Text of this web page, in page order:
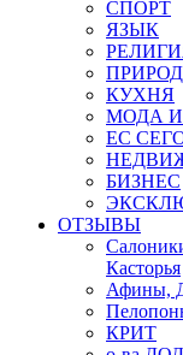
СПОРТ
ЯЗЫК
КУХНЯ
МОДА И
ЕС
БИЗНЕС
ОТЗЫВЫ
Касторья
Афины,
КРИТ